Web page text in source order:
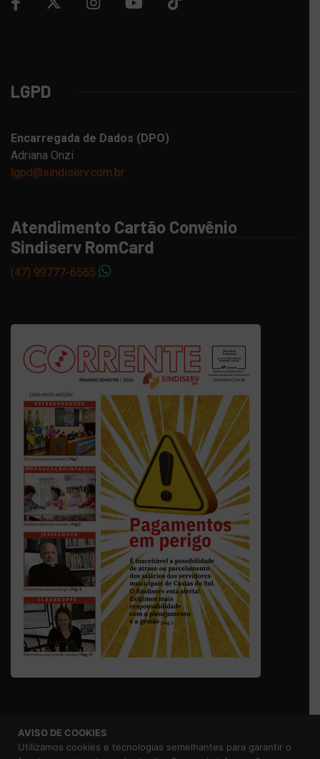
LGPD
Encarregada de Dados (DPO)
Adriana Onzi
lgpd@sindiserv.com.br
Atendimento Cartão Convênio
Sindiserv RomCard
(47) 99777-6565
© 2026 Sindicato dos Servidores Municipais de Caxias do
Sul |
Aviso de Privacidade
AVISO DE COOKIES
Utilizamos cookies e tecnologias semelhantes para garantir o